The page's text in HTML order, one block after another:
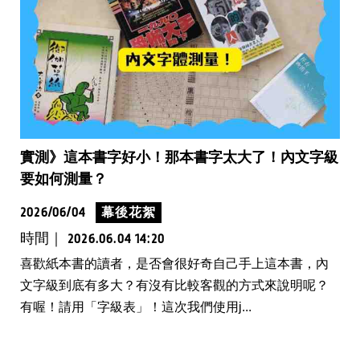
實測》這本書字好小！那本書字太大了！內文字級
要如何測量？
2026/06/04 幕後花絮
時間｜ 2026.06.04 14:20
喜歡紙本書的讀者，是否會很好奇自己手上這本書，內
文字級到底有多大？有沒有比較客觀的方式來說明呢？
有喔！請用「字級表」！這次我們使用j...